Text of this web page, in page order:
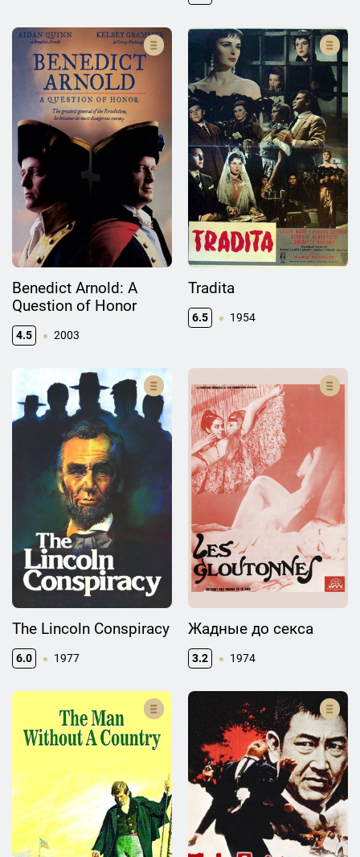
Benedict Arnold: A
Question of Honor
4.5 2003
Tradita
6.5 1954
The Lincoln Conspiracy
6.0 1977
Жадные до секса
3.2 1974